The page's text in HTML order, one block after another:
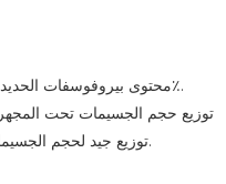
محتوى بيروفوسفات الحديد هو 50٪، 70٪. محتوى الحديد هو 12٪، 15٪.
توزيع حجم الجسيمات تحت
توزيع جيد لحجم الجسيمات، ومتوسط حجم الجسيمات 20 نانومتر.